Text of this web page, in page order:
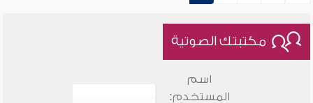
مكتبتك الصوتية
اسم
المستخدم: